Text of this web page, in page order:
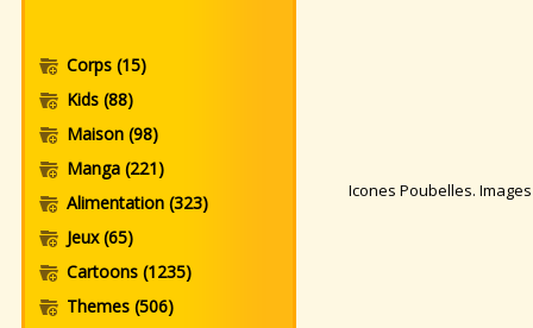
Corps (15)
Kids (88)
Maison (98)
Manga (221)
Alimentation (323)
Jeux(65)
Cartoons (1235)
Themes (506)
Icones Poubelles.